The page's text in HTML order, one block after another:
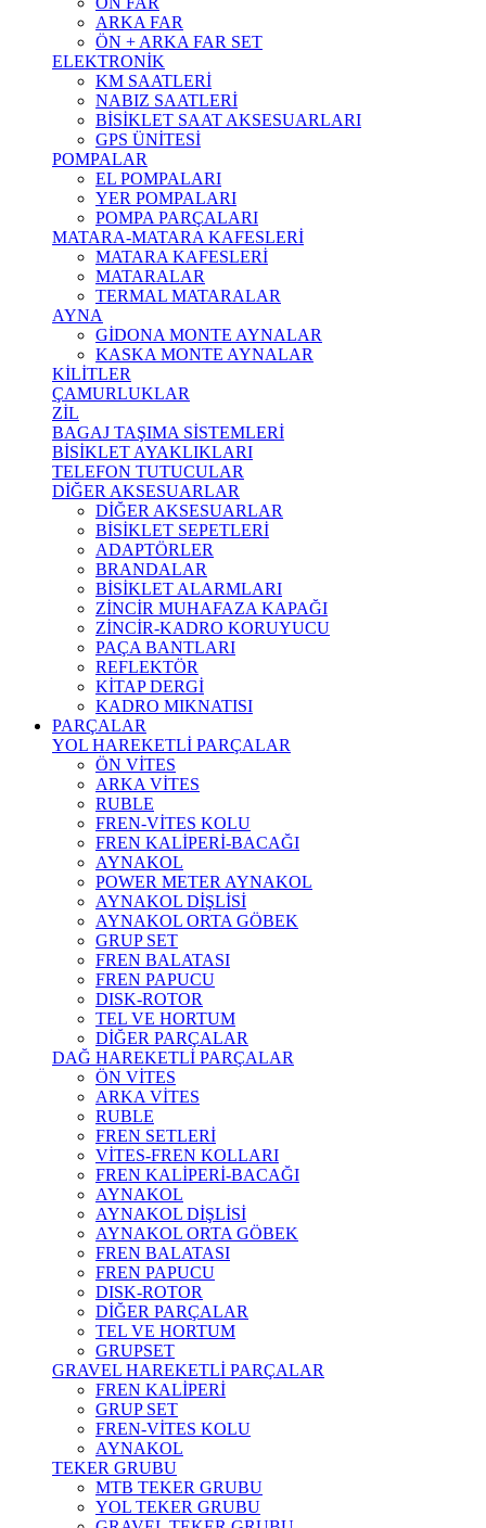
ARKA FAR
ÖN + ARKA FAR SET
ELEKTRONİK
KM SAATLERİ
NABIZ SAATLERİ
BİSİKLET SAAT AKSESUARLARI
GPS ÜNİTESİ
POMPALAR
EL POMPALARI
YER POMPALARI
POMPA PARÇALARI
MATARA-MATARA KAFESLERİ
MATARA KAFESLERİ
MATARALAR
TERMAL MATARALAR
AYNA
GİDONA MONTE AYNALAR
KASKA MONTE AYNALAR
KİLİTLER
ÇAMURLUKLAR
ZİL
BAGAJ TAŞIMA SİSTEMLERİ
BİSİKLET AYAKLIKLARI
TELEFON TUTUCULAR
DİĞER AKSESUARLAR
DİĞER AKSESUARLAR
BİSİKLET SEPETLERİ
ADAPTÖRLER
BRANDALAR
BİSİKLET ALARMLARI
ZİNCİR MUHAFAZA KAPAĞI
ZİNCİR-KADRO KORUYUCU
PAÇA BANTLARI
REFLEKTÖR
KİTAP DERGİ
KADRO MIKNATISI
PARÇALAR
YOL HAREKETLİ PARÇALAR
ÖN VİTES
ARKA VİTES
RUBLE
FREN-VİTES KOLU
FREN KALİPERİ-BACAĞI
AYNAKOL
POWER METER AYNAKOL
AYNAKOL DİŞLİSİ
AYNAKOL ORTA GÖBEK
GRUP SET
FREN BALATASI
FREN PAPUCU
DISK-ROTOR
TEL VE HORTUM
DİĞER PARÇALAR
DAĞ HAREKETLİ PARÇALAR
ÖN VİTES
ARKA VİTES
RUBLE
FREN SETLERİ
VİTES-FREN KOLLARI
FREN KALİPERİ-BACAĞI
AYNAKOL
AYNAKOL DİŞLİSİ
AYNAKOL ORTA GÖBEK
FREN BALATASI
FREN PAPUCU
DISK-ROTOR
DİĞER PARÇALAR
TEL VE HORTUM
GRUPSET
GRAVEL HAREKETLİ PARÇALAR
FREN KALİPERİ
GRUP SET
FREN-VİTES KOLU
AYNAKOL
TEKER GRUBU
MTB TEKER GRUBU
YOL TEKER GRUBU